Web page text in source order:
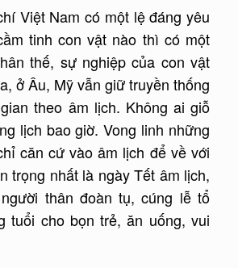
Việt Nam có một lệ đáng yêu
tinh con vật nào thì có một
thế, sự nghiệp của con vật
ở Âu, Mỹ vẫn giữ truyền thống
theo âm lịch. Không ai giỗ
lịch bao giờ. Vong linh những
căn cứ vào âm lịch để về với
trọng nhất là ngày Tết âm lịch,
thân đoàn tụ, cúng lễ tổ
tuổi cho bọn trẻ, ăn uống, vui